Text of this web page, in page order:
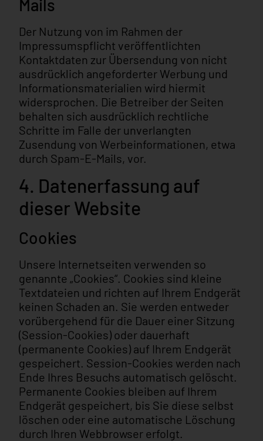
Mails
Der Nutzung von im Rahmen der
Impressumspflicht veröffentlichten
Kontaktdaten zur Übersendung von nicht
ausdrücklich angeforderter Werbung und
Informationsmaterialien wird hiermit
widersprochen. Die Betreiber der Seiten
behalten sich ausdrücklich rechtliche
Schritte im Falle der unverlangten
Zusendung von Werbeinformationen, etwa
durch Spam-E-Mails, vor.
4. Datenerfassung auf
dieser Website
Cookies
Unsere Internetseiten verwenden so
genannte „Cookies“. Cookies sind kleine
Textdateien und richten auf Ihrem Endgerät
keinen Schaden an. Sie werden entweder
vorübergehend für die Dauer einer Sitzung
(Session-Cookies) oder dauerhaft
(permanente Cookies) auf Ihrem Endgerät
gespeichert. Session-Cookies werden nach
Ende Ihres Besuchs automatisch gelöscht.
Permanente Cookies bleiben auf Ihrem
Endgerät gespeichert, bis Sie diese selbst
löschen oder eine automatische Löschung
durch Ihren Webbrowser erfolgt.